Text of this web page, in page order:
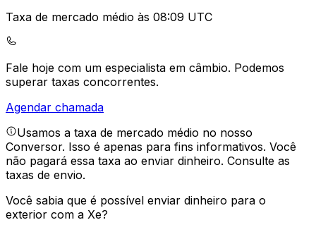
Taxa de mercado médio às 08:09 UTC
Fale hoje com um especialista em câmbio. Podemos
superar taxas concorrentes.
Agendar chamada
Usamos a taxa de mercado médio no nosso
Conversor. Isso é apenas para fins informativos. Você
não pagará essa taxa ao enviar dinheiro. Consulte as
taxas de envio.
Você sabia que é possível enviar dinheiro para o
exterior com a Xe?